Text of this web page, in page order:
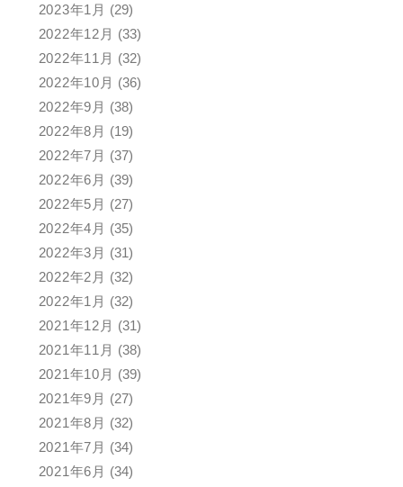
2023年1月 (29)
2022年12月 (33)
2022年11月 (32)
2022年10月 (36)
2022年9月 (38)
2022年8月 (19)
2022年7月 (37)
2022年6月 (39)
2022年5月 (27)
2022年4月 (35)
2022年3月 (31)
2022年2月 (32)
2022年1月 (32)
2021年12月 (31)
2021年11月 (38)
2021年10月 (39)
2021年9月 (27)
2021年8月 (32)
2021年7月 (34)
2021年6月 (34)